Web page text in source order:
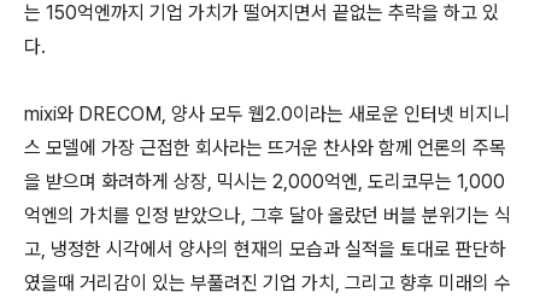
는 150억엔까지 기업 가치가 떨어지면서 끝없는 추락을 하고 있
다.
mixi와 DRECOM, 양사 모두 웹2.0이라는 새로운 인터넷 비지니
스 모델에 가장 근접한 회사라는 뜨거운 찬사와 함께 언론의 주목
을 받으며 화려하게 상장, 믹시는 2,000억엔, 도리코무는 1,000
억엔의 가치를 인정 받았으나, 그후 달아 올랐던 버블 분위기는 식
고, 냉정한 시각에서 양사의 현재의 모습과 실적을 토대로 판단하
였을때 거리감이 있는 부풀려진 기업 가치, 그리고 향후 미래의 수